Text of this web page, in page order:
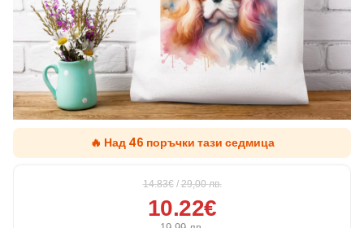
🔥 Над 46 поръчки тази седмица
14.83€ / 29,00лв.
10.22€